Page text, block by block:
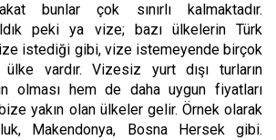
bunlar çok sınırlı kalmaktadır.
peki ya vize; bazı ülkelerin Türk
istediği gibi, vize istemeyende birçok
vardır. Vizesiz yurt dışı turların
olması hem de daha uygun fiyatları
yakın olan ülkeler gelir. Örnek olarak
Makendonya, Bosna Hersek gibi.